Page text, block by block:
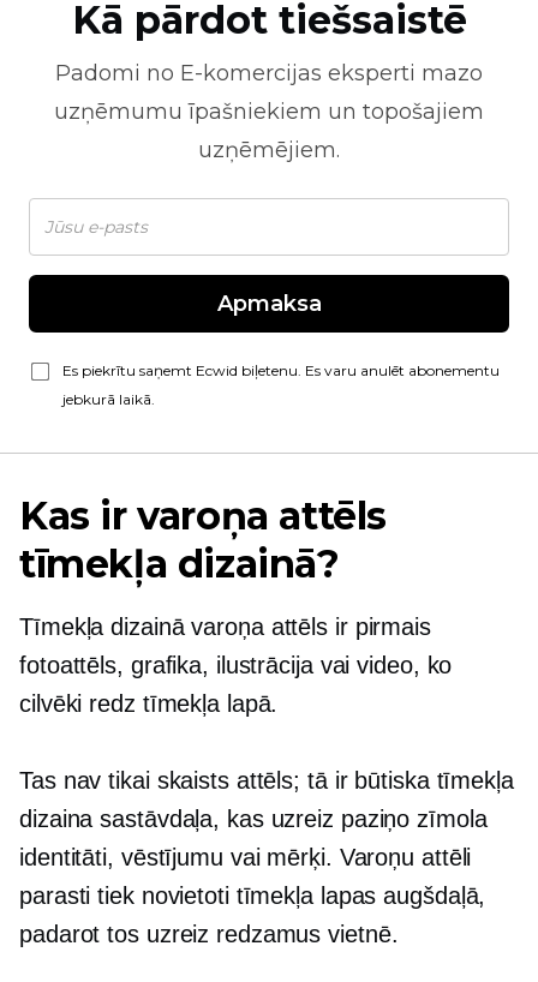
Kā pārdot tiešsaistē
Padomi no E-komercijas eksperti mazo
uzņēmumu īpašniekiem un topošajiem
uzņēmējiem.
Apmaksa
Es piekrītu saņemt Ecwid biļetenu. Es varu anulēt abonementu
jebkurā laikā.
Kas ir varoņa attēls
tīmekļa dizainā?
Tīmekļa dizainā varoņa attēls ir pirmais
fotoattēls, grafika, ilustrācija vai video, ko
cilvēki redz tīmekļa lapā.
Tas nav tikai skaists attēls; tā ir būtiska tīmekļa
dizaina sastāvdaļa, kas uzreiz paziņo zīmola
identitāti, vēstījumu vai mērķi. Varoņu attēli
parasti tiek novietoti tīmekļa lapas augšdaļā,
padarot tos uzreiz redzamus vietnē.